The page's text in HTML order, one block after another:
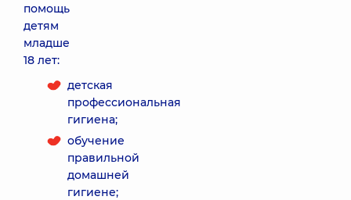
помощь
детям
младше
18 лет:
детская
профессиональная
гигиена;
обучение
правильной
домашней
гигиене;